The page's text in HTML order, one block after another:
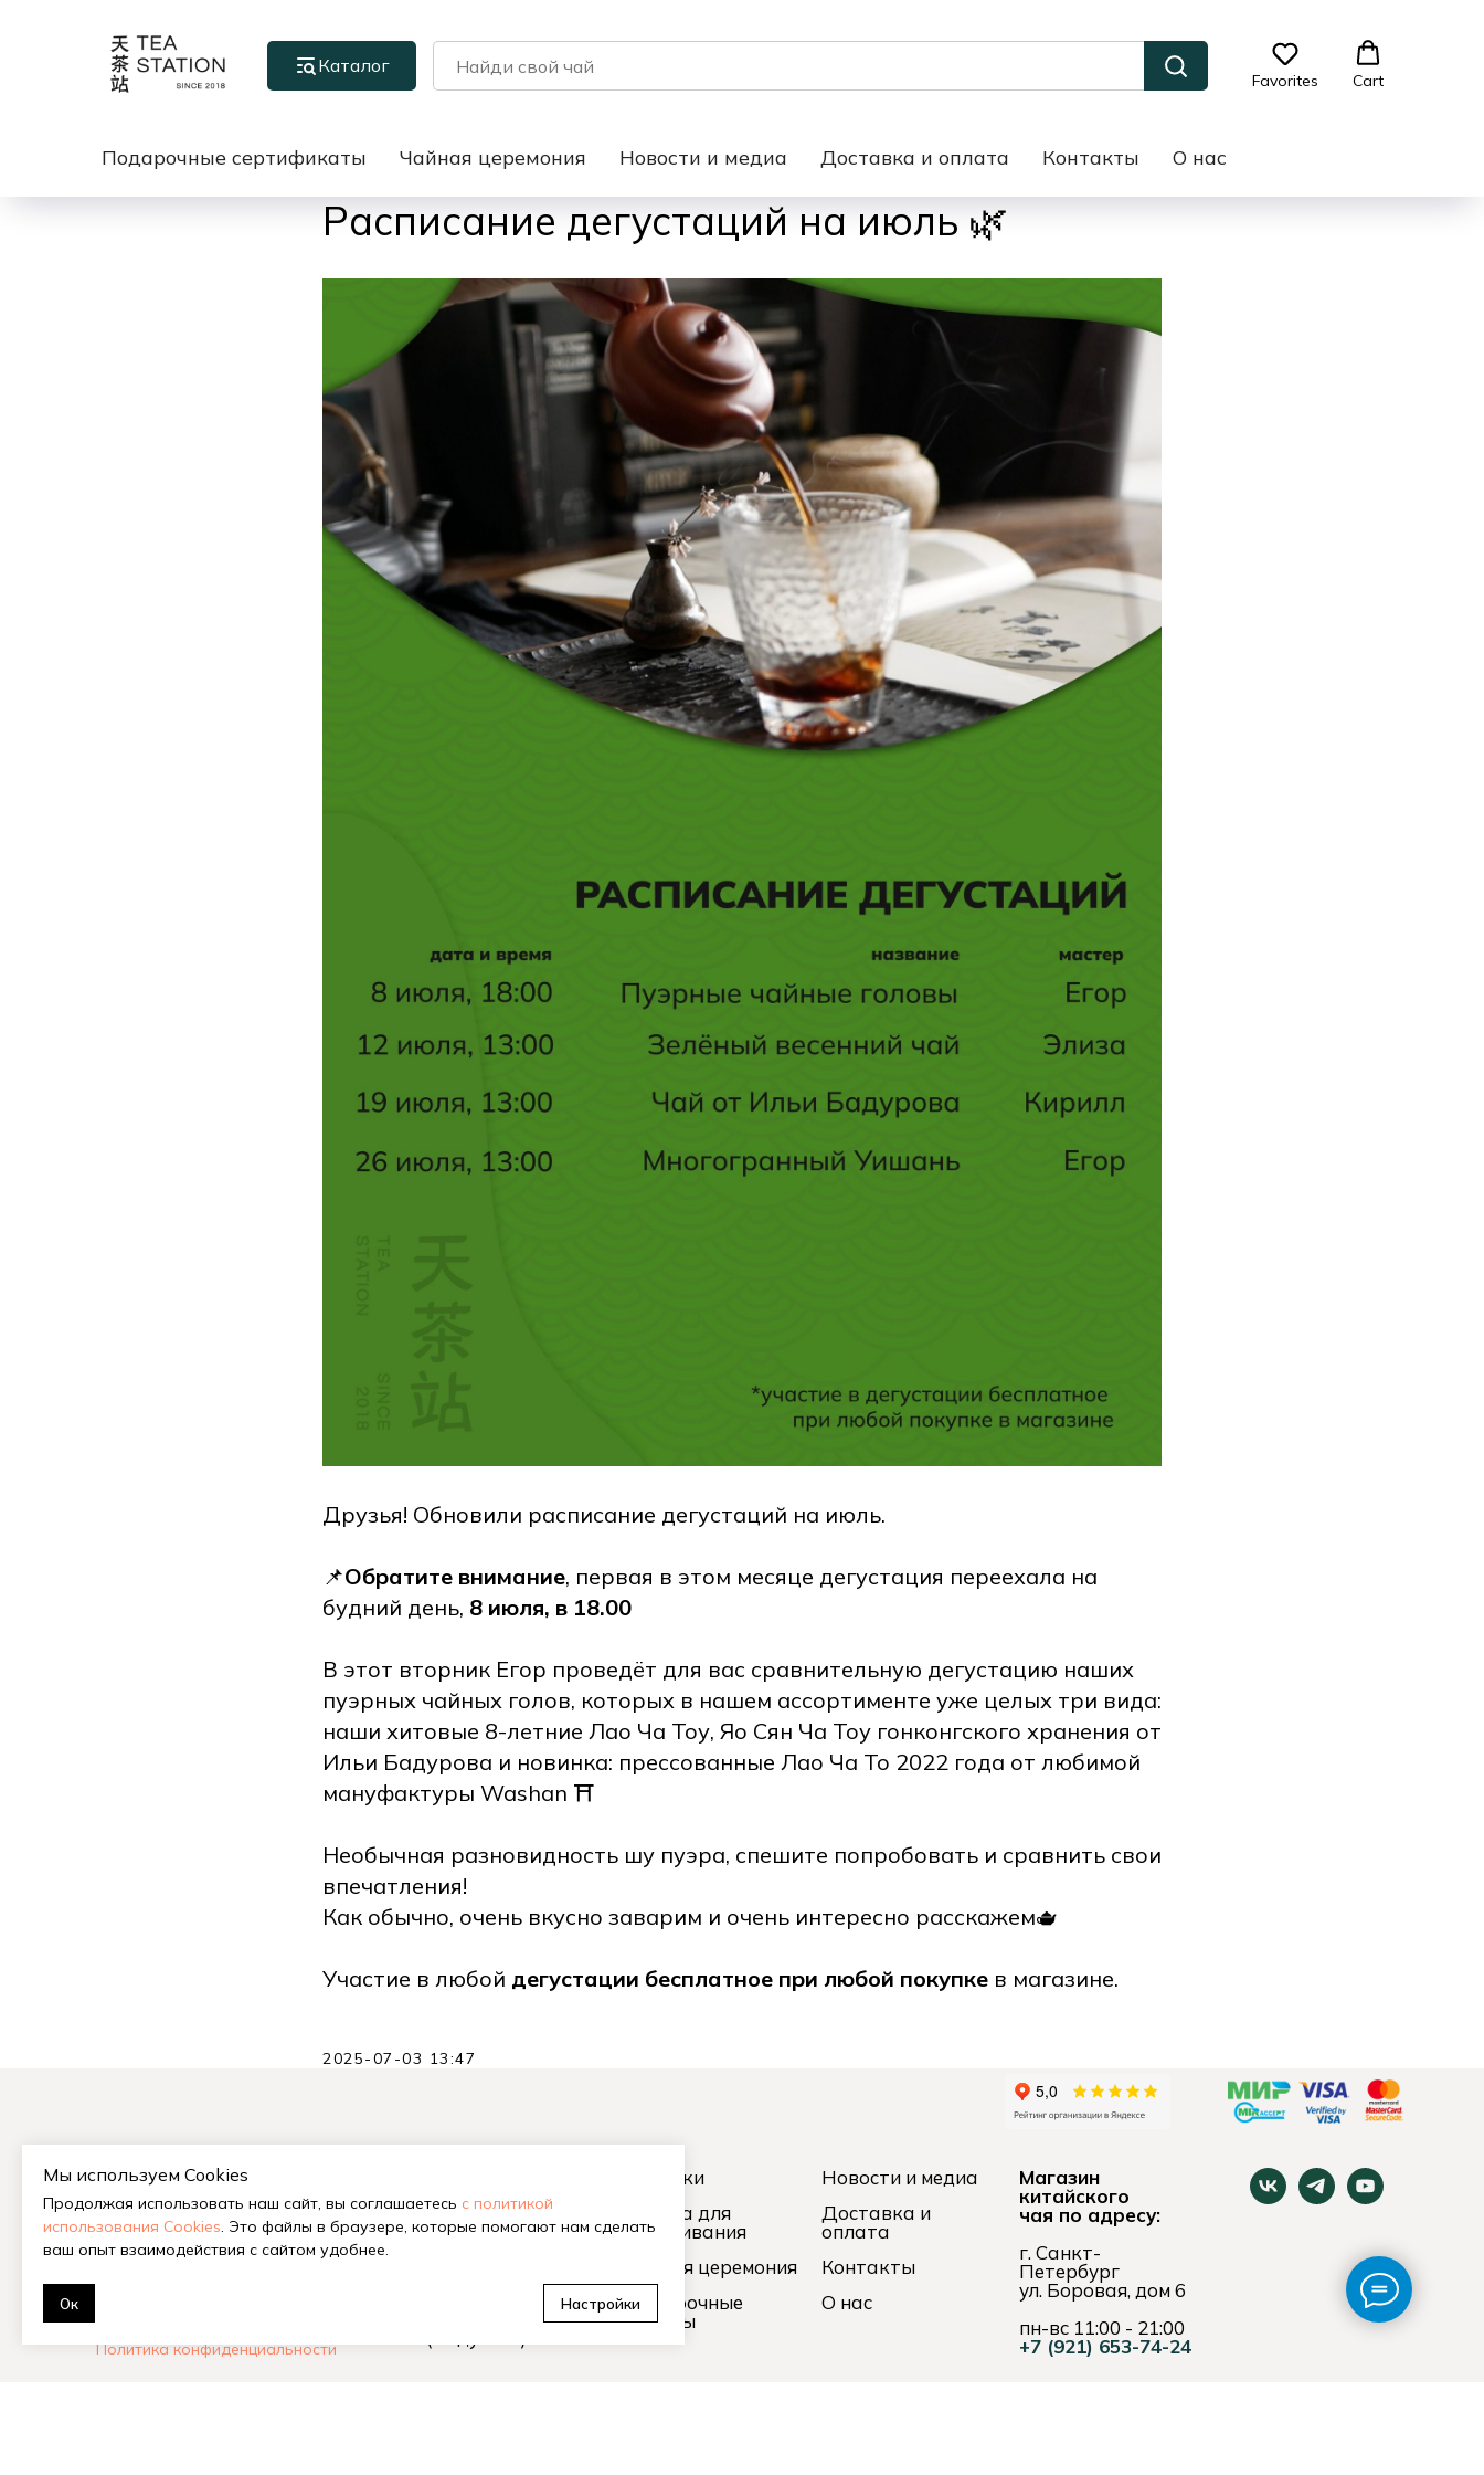
Каталог
Favorites Cart
Подарочные сертификаты Чайная церемония Новости и медиа Доставка и оплата Контакты О нас
Расписание дегустаций на июль 🌿
Друзья! Обновили расписание дегустаций на июль.
📌Обратите внимание, первая в этом месяце дегустация переехала на
будний день, 8 июля, в 18.00
В этот вторник Егор проведёт для вас сравнительную дегустацию наших
пуэрных чайных голов, которых в нашем ассортименте уже целых три вида:
наши хитовые 8-летние Лао Ча Тоу, Яо Сян Ча Тоу гонконгского хранения от
Ильи Бадурова и новинка: прессованные Лао Ча То 2022 года от любимой
мануфактуры Washan ⛩️
Необычная разновидность шу пуэра, спешите попробовать и сравнить свои
впечатления!
Как обычно, очень вкусно заварим и очень интересно расскажем🫖
Участие в любой дегустации бесплатное при любой покупке в магазине.
2025-07-03 13:47
Политика конфиденциальности
Китайский чай
Шу и Шен Пуэр
Илья Бадуров
Чайники
Посуда для
заваривания
Чайная церемония
Подарочные
наборы
Новости и медиа
Доставка и
оплата
Контакты
О нас
Магазин
китайского
чая по адресу:
г. Санкт-
Петербург
ул. Боровая, дом 6
пн-вс 11:00 - 21:00
+7 (921) 653-74-24
Мы используем Cookies
Продолжая использовать наш сайт, вы соглашаетесь с политикой
использования Cookies. Это файлы в браузере, которые помогают нам сделать
ваш опыт взаимодействия с сайтом удобнее.
Ок Настройки